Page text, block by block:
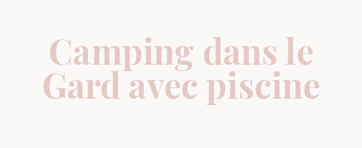
Camping dans le
Gard avec piscine